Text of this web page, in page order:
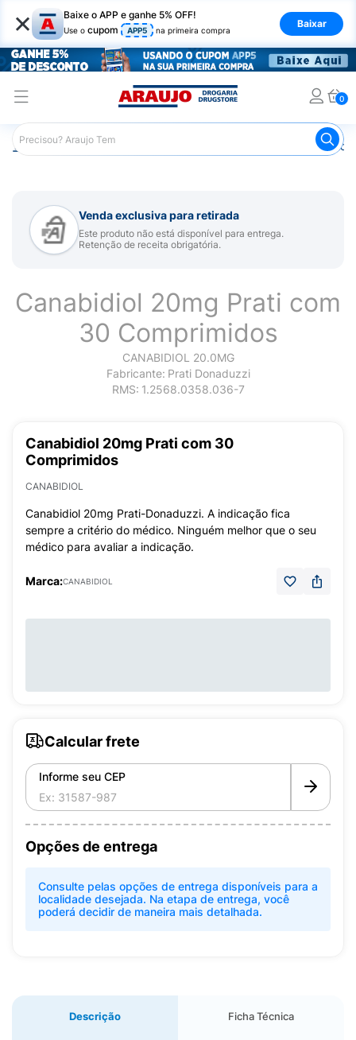
× Baixe o APP e ganhe 5% OFF!
Use o cupom APP5 na primeira compra
Baixar
0
Araujo Medicamentos
Venda exclusiva para retirada
Este produto não está disponível para entrega.
Retenção de receita obrigatória.
Canabidiol 20mg Prati com
30 Comprimidos
CANABIDIOL 20.0MG
Fabricante: Prati Donaduzzi
RMS: 1.2568.0358.036-7
Canabidiol 20mg Prati com 30
Comprimidos
CANABIDIOL
Canabidiol 20mg Prati-Donaduzzi. A indicação fica
sempre a critério do médico. Ninguém melhor que o seu
médico para avaliar a indicação.
Marca:CANABIDIOL
Calcular frete
Informe seu CEP
Opções de entrega
Consulte pelas opções de entrega disponíveis para a
localidade desejada. Na etapa de entrega, você
poderá decidir de maneira mais detalhada.
Descrição Ficha Técnica